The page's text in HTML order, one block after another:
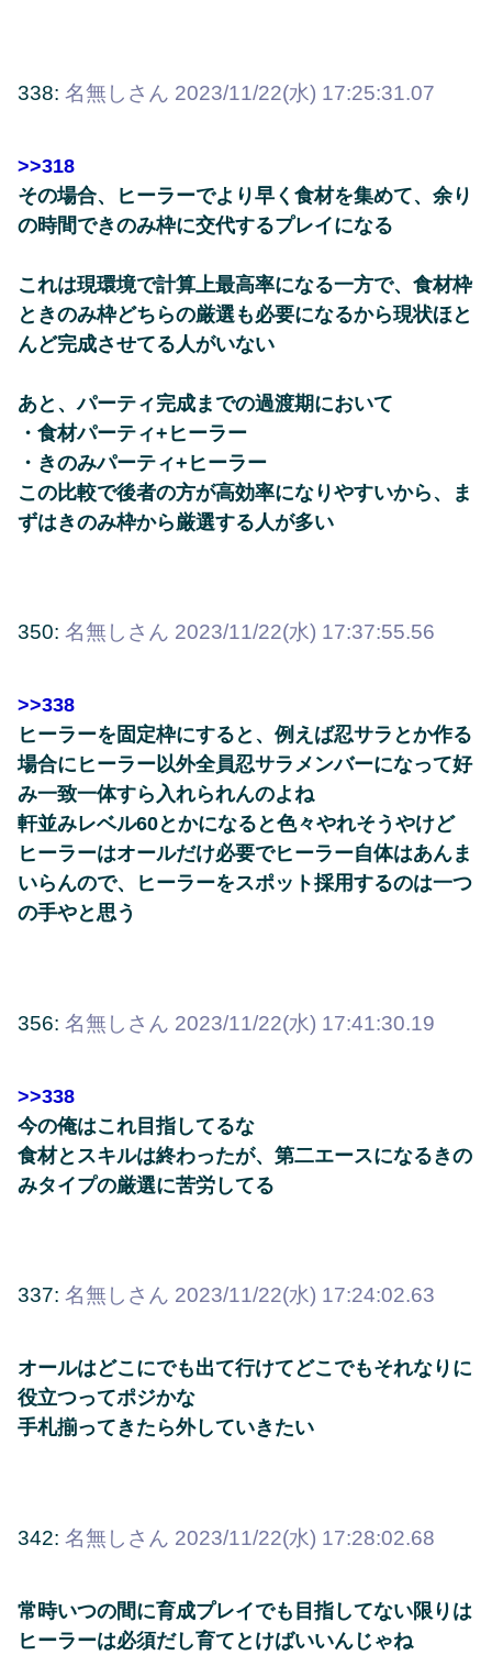
338: 名無しさん 2023/11/22(水) 17:25:31.07
>>318
その場合、ヒーラーでより早く食材を集めて、余り
の時間できのみ枠に交代するプレイになる
これは現環境で計算上最高率になる一方で、食材枠
ときのみ枠どちらの厳選も必要になるから現状ほと
んど完成させてる人がいない
あと、パーティ完成までの過渡期において
・食材パーティ+ヒーラー
・きのみパーティ+ヒーラー
この比較で後者の方が高効率になりやすいから、ま
ずはきのみ枠から厳選する人が多い
350: 名無しさん 2023/11/22(水) 17:37:55.56
>>338
ヒーラーを固定枠にすると、例えば忍サラとか作る
場合にヒーラー以外全員忍サラメンバーになって好
み一致一体すら入れられんのよね
軒並みレベル60とかになると色々やれそうやけど
ヒーラーはオールだけ必要でヒーラー自体はあんま
いらんので、ヒーラーをスポット採用するのは一つ
の手やと思う
356: 名無しさん 2023/11/22(水) 17:41:30.19
>>338
今の俺はこれ目指してるな
食材とスキルは終わったが、第二エースになるきの
みタイプの厳選に苦労してる
337: 名無しさん 2023/11/22(水) 17:24:02.63
オールはどこにでも出て行けてどこでもそれなりに
役立つってポジかな
手札揃ってきたら外していきたい
342: 名無しさん 2023/11/22(水) 17:28:02.68
常時いつの間に育成プレイでも目指してない限りは
ヒーラーは必須だし育てとけばいいんじゃね